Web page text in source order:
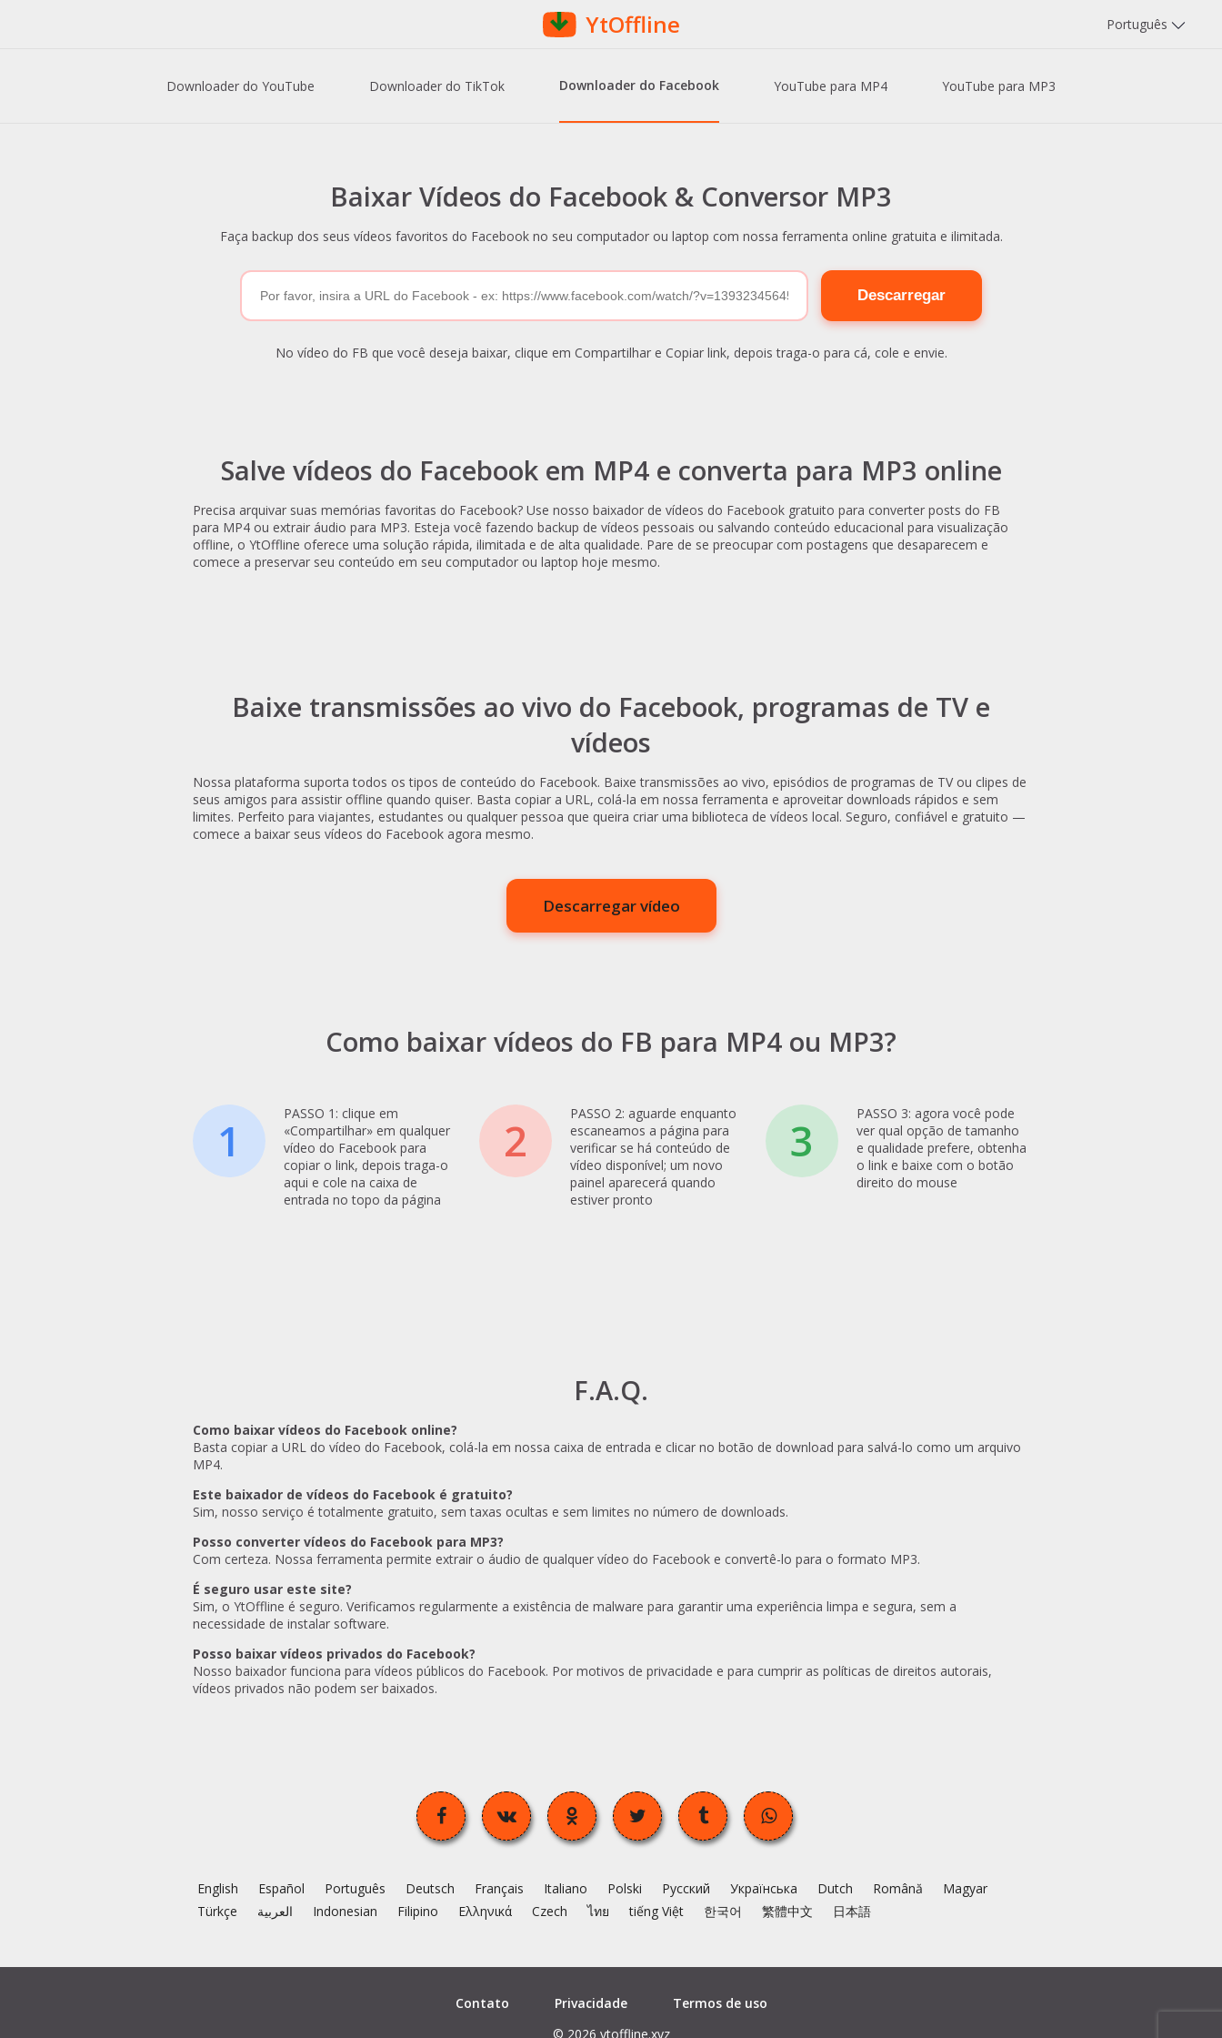
YtOffline Português
Downloader do YouTube Downloader do TikTok Downloader do Facebook YouTube para MP4 YouTube para MP3
Baixar Vídeos do Facebook & Conversor MP3
Faça backup dos seus vídeos favoritos do Facebook no seu computador ou laptop com nossa ferramenta online gratuita e ilimitada.
Descarregar
No vídeo do FB que você deseja baixar, clique em Compartilhar e Copiar link, depois traga-o para cá, cole e envie.
Salve vídeos do Facebook em MP4 e converta para MP3 online
Precisa arquivar suas memórias favoritas do Facebook? Use nosso baixador de vídeos do Facebook gratuito para converter posts do FB
para MP4 ou extrair áudio para MP3. Esteja você fazendo backup de vídeos pessoais ou salvando conteúdo educacional para visualização
offline, o YtOffline oferece uma solução rápida, ilimitada e de alta qualidade. Pare de se preocupar com postagens que desaparecem e
comece a preservar seu conteúdo em seu computador ou laptop hoje mesmo.
Baixe transmissões ao vivo do Facebook, programas de TV e
vídeos
Nossa plataforma suporta todos os tipos de conteúdo do Facebook. Baixe transmissões ao vivo, episódios de programas de TV ou clipes de
seus amigos para assistir offline quando quiser. Basta copiar a URL, colá-la em nossa ferramenta e aproveitar downloads rápidos e sem
limites. Perfeito para viajantes, estudantes ou qualquer pessoa que queira criar uma biblioteca de vídeos local. Seguro, confiável e gratuito —
comece a baixar seus vídeos do Facebook agora mesmo.
Descarregar vídeo
Como baixar vídeos do FB para MP4 ou MP3?
1
PASSO 1: clique em
«Compartilhar» em qualquer
vídeo do Facebook para
copiar o link, depois traga-o
aqui e cole na caixa de
entrada no topo da página
2
PASSO 2: aguarde enquanto
escaneamos a página para
verificar se há conteúdo de
vídeo disponível; um novo
painel aparecerá quando
estiver pronto
3
PASSO 3: agora você pode
ver qual opção de tamanho
e qualidade prefere, obtenha
o link e baixe com o botão
direito do mouse
F.A.Q.
Como baixar vídeos do Facebook online?
Basta copiar a URL do vídeo do Facebook, colá-la em nossa caixa de entrada e clicar no botão de download para salvá-lo como um arquivo
MP4.
Este baixador de vídeos do Facebook é gratuito?
Sim, nosso serviço é totalmente gratuito, sem taxas ocultas e sem limites no número de downloads.
Posso converter vídeos do Facebook para MP3?
Com certeza. Nossa ferramenta permite extrair o áudio de qualquer vídeo do Facebook e convertê-lo para o formato MP3.
É seguro usar este site?
Sim, o YtOffline é seguro. Verificamos regularmente a existência de malware para garantir uma experiência limpa e segura, sem a
necessidade de instalar software.
Posso baixar vídeos privados do Facebook?
Nosso baixador funciona para vídeos públicos do Facebook. Por motivos de privacidade e para cumprir as políticas de direitos autorais,
vídeos privados não podem ser baixados.
English Español Português Deutsch Français Italiano Polski Русский Українська Dutch Română
Magyar
Türkçe
العربية Indonesian Filipino Ελληνικά Czech ไทย tiếng Việt 한국어 繁體中文 日本語
Contato Privacidade
Termos de uso
© 2026 ytoffline.xyz